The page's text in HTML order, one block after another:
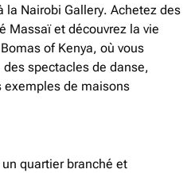
la Nairobi Gallery. Achetez des
Massaï et découvrez la vie
of Kenya, où vous
spectacles de danse,
exemples de maisons
quartier branché et